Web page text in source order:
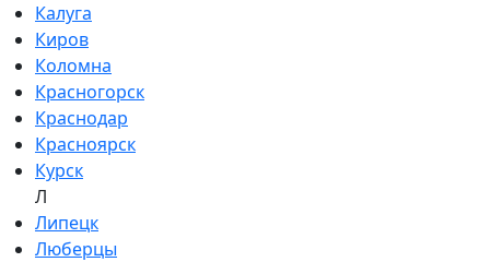
Калуга
Киров
Коломна
Красногорск
Краснодар
Красноярск
Курск
Л
Липецк
Люберцы